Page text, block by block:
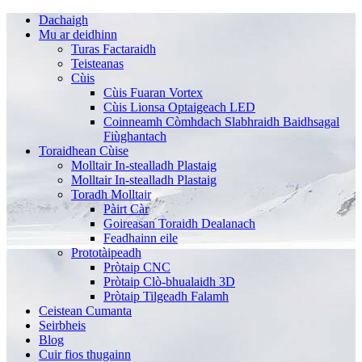
Dachaigh
Mu ar deidhinn
Turas Factaraidh
Teisteanas
Cùis
Cùis Fuaran Vortex
Cùis Lionsa Optaigeach LED
Coinneamh Còmhdach Slabhraidh Baidhsagal
Fiùghantach
Toraidhean Cùise
Molltair In-stealladh Plastaig
Molltair In-stealladh Plastaig
Toradh Molltair
Pàirt Càr
Goireasan Toraidh Dealanach
Feadhainn eile
Prototàipeadh
Pròtaip CNC
Pròtaip Clò-bhualaidh 3D
Pròtaip Tilgeadh Falamh
Ceistean Cumanta
Seirbheis
Blog
Cuir fios thugainn